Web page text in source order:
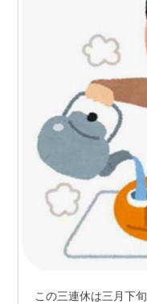
この三連休は三月下